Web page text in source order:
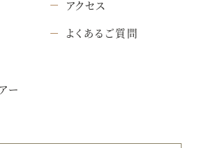
ー
アクセス
よくあるご質問